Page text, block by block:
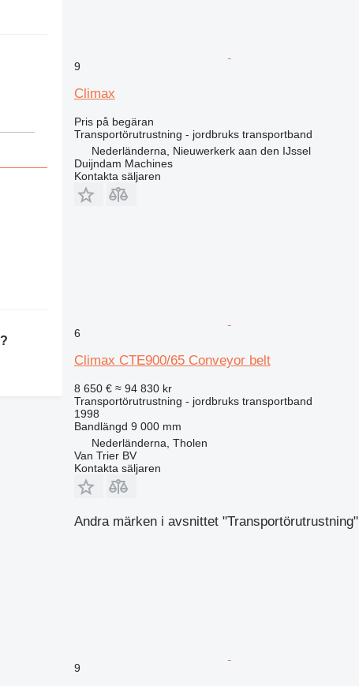
9
Climax
Pris på begäran
Transportörutrustning - jordbruks transportband
Nederländerna, Nieuwerkerk aan den IJssel
Duijndam Machines
Kontakta säljaren
6
Climax CTE900/65 Conveyor belt
8 650 € ≈ 94 830 kr
Transportörutrustning - jordbruks transportband
1998
Bandlängd 9 000 mm
Nederländerna, Tholen
Van Trier BV
Kontakta säljaren
Andra märken i avsnittet "Transportörutrustning"
9